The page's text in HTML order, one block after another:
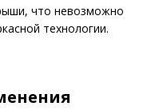
что невозможно
технологии.